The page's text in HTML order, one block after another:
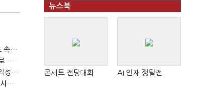
티빙 첫 분기 흑자…"2031년까지 KBO 독점, 웨이브 합병도 속도"
박윤영 KT 대표, AIDC 현장경영…"AX 플랫폼 핵심 인프라로 키운다"
LGU+, "AI 투자 확대에도 외부 차입 없다"…파주 AIDC 수익성 자신
LG헬로비전, 2분기 영업익 30억…방송침체에 교육용 단말 시장도 축소
뉴스북
콘서트 전당대회 AI 인재 쟁탈전